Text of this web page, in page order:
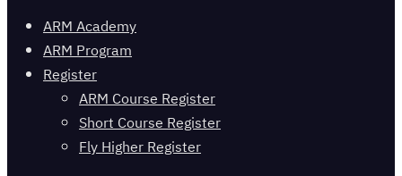
ARM Academy
ARM Program
Register
ARM Course Register
Short Course Register
Fly Higher Register